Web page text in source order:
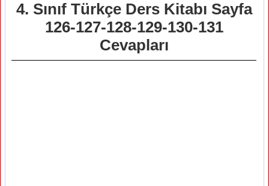
4. Sınıf Türkçe Ders Kitabı Sayfa
126-127-128-129-130-131
Cevapları